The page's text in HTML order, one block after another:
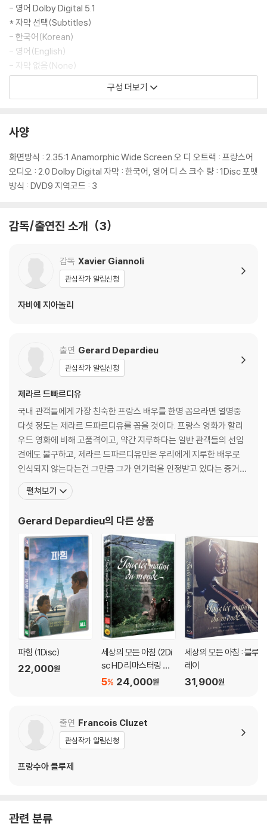
에 의한 교환/반품은 불가합니다.
5) 아웃케이스/구성품/포장 상태 불량에 의한 교환/반품 신청시 불량 확
인을 위해 개봉 시의 동영상을 요청할 수 있으며, 동영상이 없는 경우 교
환/반품이 제한될 수 있습니다.
※ 디스크 재생 불량
1) 기기 문제로 인해 발생하는 재생 불량 현상에 대해서는 반품/교환이 불
2) 정전기와 먼지로 인해 재생이 원활하지 않은 경우가 있습니다. 디스크
를 마른 천으로 닦으시거나, DVD 클리너 등 전용 제품을 이용하면 대부분
해결됩니다.
3) 일부 PC 연결형 ODD의 경우 호환 상의 문제로 정상적인 디스크도 재
생이 불가능한 경우가 있습니다. 독립형 전용 플레이어 사용을 권장드리
생할 수 있음을 알려드립니다.
디스크에 미세한 잔 흠집이 남아있거나 인쇄 면이 깨끗하지 않은 경우가
있으며, 상품의 불량이 아닙니다. 단, 재생에 이상이 있는 경우에는 불량으
상을 요청할 수 있으며, 동영상이 없는 경우 교환/반품이 제한될 수 있습니
관련 사진과 동영상 및 재생 기기 모델명을 첨부하여 첨부하여 고객센터에
문의 바랍니다.
2) 사양 오인지, 오 구매, 변심 사유로의 반품은 제품 개봉 전에만 운임비
부담 후 처리 가능합니다.
3) 스틸북 한정판, 초회 한정판의 경우 제작 수량이 한정되어 있고, 택배
이동 과정에서의 손상이 발생하면, 재 판매가 어려우므로 신중한 구매 선
택을 부탁드립니다.
4) 한정판 상품의 변심, 오구매로 인한 반품은 회송된 상품의 상태 확인 후
진행이 가능합니다. 택배 이동 중 파손이 발생하지 않도록 완충 포장을 부
- 영어 Dolby Digital 5.1
* 자막 선택(Subtitles)
- 한국어(Korean)
- 영어(English)
- 자막 없음(None)
● 장면 선택 (CHAPTERS)
니다.
구성 더보기
사양
화면방식 : 2.35:1 Anamorphic Wide Screen 오 디 오트랙 : 프랑스어
오디오 : 2.0 Dolby Digital 자막 : 한국어, 영어 디 스 크수 량 : 1Disc 포맷
방식 : DVD9 지역코드 : 3
감독/출연진 소개 3
감독 Xavier Giannoli
관심작가 알림신청
자비에 지아놀리
출연 Gerard Depardieu
관심작가 알림신청
제라르 드빠르디유
국내 관객들에게 가장 친숙한 프랑스 배우를 한명 꼽으라면 열명중
다섯 정도는 제라르 드파르디유를 꼽을 것이다. 프랑스 영화가 할리
우드 영화에 비해 고품격이고, 약간 지루하다는 일반 관객들의 선입
견에도 불구하고, 제라르 드파르디유만은 우리에게 지루한 배우로
인식되지 않는다는건 그만큼 그가 연기력을 인정받고 있다는 증거일
것이다. 제라르 드파르디유는 프랑스가 낳은 세계적인 배우로 프랑스
에서 가장 사랑받는 연기자 중 한 사람이다. 젊은 시절에는 거리를 떠
하였다. 74년 < Valseuses >에서 프랑스의 새로운
펼쳐보기
Gerard Depardieu의 다른 상품
파힘 (1Disc)
22,000원
세상의 모든 아침 (2Di
sc HD 리마스터링 초
회 500장 한정판)
24,000원
5%
세상의 모든 아침 : 블루
레이
31,900원
출연 Francois Cluzet
관심작가 알림신청
프랑수아 클루제
관련 분류